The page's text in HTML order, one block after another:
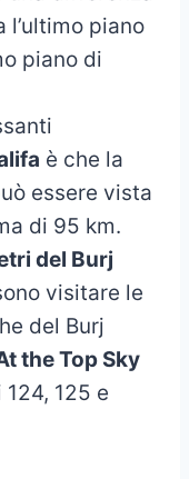
l’ultimo piano
piano di
è che la
essere vista
di 95 km.
del Burj
visitare le
del Burj
the Top Sky
125 e